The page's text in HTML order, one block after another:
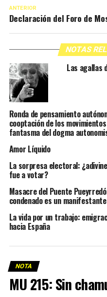
ANTERIOR
Declaración del Foro de
NOTAS
Las agallas
Ronda de pensamiento
cooptación de los
fantasma del dogma
Amor Líquido
La sorpresa electoral:
fue a votar?
Masacre del Puente
condenado es un manifestante
La vida por un trabajo:
hacia España
NOTA
MU 215: Sin